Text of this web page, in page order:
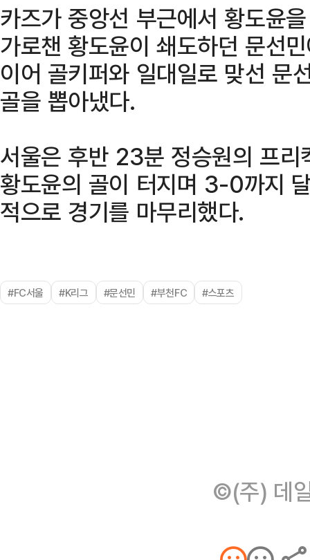
카즈가 중앙선 부근에서 황도윤
가로챈 황도윤이 쇄도하던 문선
이어 골키퍼와 일대일로 맞선 문
골을 뽑아냈다.
서울은 후반 23분 정승원의 프
황도윤의 골이 터지며 3-0까지
적으로 경기를 마무리했다.
#FC서울 #K리그 #문선민 #부천FC #스포츠
©(주) 데